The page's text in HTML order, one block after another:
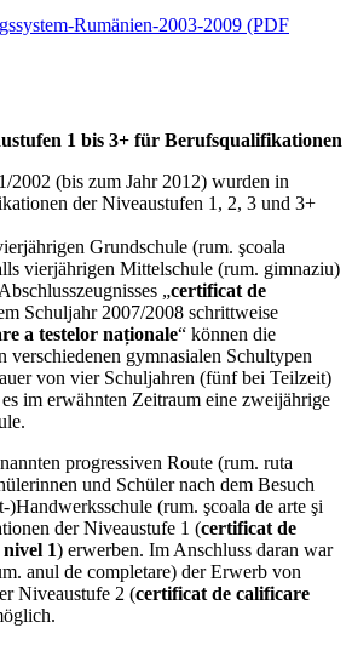
Rumänien-2003-2009 (PDF
1 bis 3+ für Berufsqualifikationen
2002 (bis zum Jahr 2012) wurden in
der Niveaustufen 1, 2, 3 und 3+
Grundschule (rum. şcoala
vierjährigen Mittelschule (rum. gimnaziu)
„certificat de
Schuljahr 2007/2008 schrittweise
a testelor naționale“ können die
verschiedenen gymnasialen Schultypen
von vier Schuljahren (fünf bei Teilzeit)
im erwähnten Zeitraum eine zweijährige
progressiven Route (rum. ruta
und Schüler nach dem Besuch
(rum. şcoala de arte şi
der Niveaustufe 1 (certificat de
1) erwerben. Im Anschluss daran war
anul de completare) der Erwerb von
Niveaustufe 2 (certificat de calificare